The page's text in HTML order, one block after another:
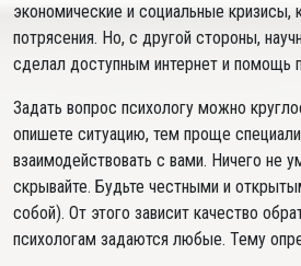
экономические и социальные кризисы,
потрясения. Но, с другой стороны,
сделал доступным интернет и помощь
Задать вопрос психологу можно
опишете ситуацию, тем проще
взаимодействовать с вами. Ничего не
скрывайте. Будьте честными и
собой). От этого зависит качество
психологам задаются любые. Тему